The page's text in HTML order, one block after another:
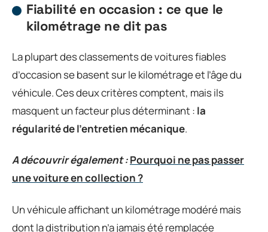
Fiabilité en occasion : ce que le
kilométrage ne dit pas
La plupart des classements de voitures fiables
d’occasion se basent sur le kilométrage et l’âge du
véhicule. Ces deux critères comptent, mais ils
masquent un facteur plus déterminant : la
régularité de l’entretien mécanique.
A découvrir également :Pourquoi ne pas passer
une voiture en collection ?
Un véhicule affichant un kilométrage modéré mais
dont la distribution n’a jamais été remplacée